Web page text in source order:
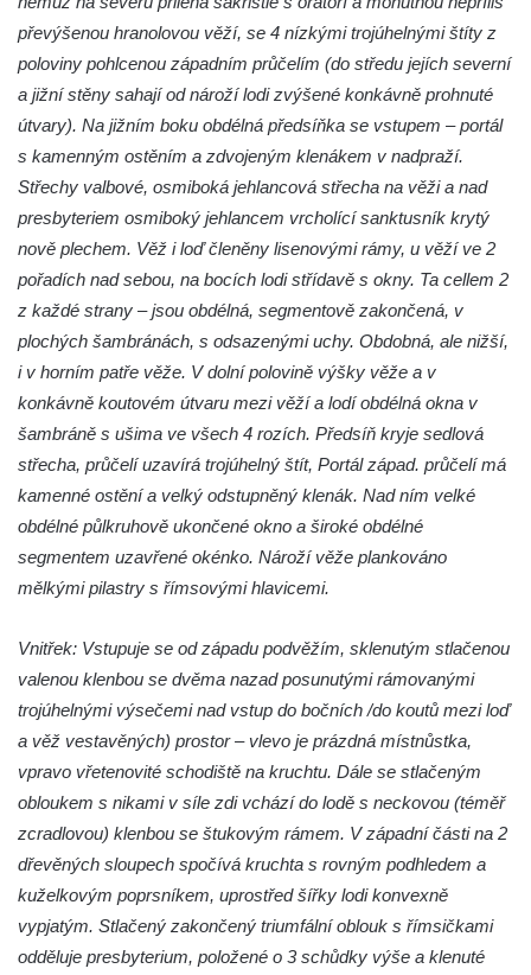
Skalní kaple Nejsvětější Trojice u Česká
Kamenice
Kostel svatého Vendelína v Perštejně
Evangelická modlitebna u autobusového
nádraží v Dubé
Hřbitovní kaple ve Velkém Šenově
Kaple svaté Apolónie v Cítolibech
Kostel svatého Jakuba Většího v Cítolibech
Kostel svatého Klementa ve Chlumčanech
Kaple svatého Václava ve Vlčí
Kaple svatého Floriána ve Veltěži
Kaple západně od Veltěž u silnice do
Černčic
Výklenková kaple u silnice jižně od Hřivic
Kostel svatého Jakuba ve Hřivicích
Kaple svatého Vavřince na návsi v
Touchovicích
Kaple u polní cesty východně od zámku v
Jimlíně
Kaple v zahradě domu čp. 55 v Jimlíně
Kaple svatého Josefa v Jimlíně
převýšenou hranolovou věží, se 4 nízkými trojúhelnými štíty z
poloviny pohlcenou západním průčelím (do středu jejích severní
a jižní stěny sahají od nároží lodi zvýšené konkávně prohnuté
útvary). Na jižním boku obdélná předsíňka se vstupem – portál
s kamenným ostěním a zdvojeným klenákem v nadpraží.
Střechy valbové, osmiboká jehlancová střecha na věži a nad
presbyteriem osmiboký jehlancem vrcholící sanktusník krytý
nově plechem. Věž i loď členěny lisenovými rámy, u věží ve 2
pořadích nad sebou, na bocích lodi střídavě s okny. Ta cellem 2
z každé strany – jsou obdélná, segmentově zakončená, v
plochých šambránách, s odsazenými uchy. Obdobná, ale nižší,
i v horním patře věže. V dolní polovině výšky věže a v
konkávně koutovém útvaru mezi věží a lodí obdélná okna v
šambráně s ušima ve všech 4 rozích. Předsíň kryje sedlová
střecha, průčelí uzavírá trojúhelný štít, Portál západ. průčelí má
kamenné ostění a velký odstupněný klenák. Nad ním velké
obdélné půlkruhově ukončené okno a široké obdélné
segmentem uzavřené okénko. Nároží věže plankováno
mělkými pilastry s římsovými hlavicemi.
Vnitřek: Vstupuje se od západu podvěžím, sklenutým stlačenou
valenou klenbou se dvěma nazad posunutými rámovanými
trojúhelnými výsečemi nad vstup do bočních /do koutů mezi loď
a věž vestavěných) prostor – vlevo je prázdná místnůstka,
vpravo vřetenovité schodiště na kruchtu. Dále se stlačeným
obloukem s nikami v síle zdi vchází do lodě s neckovou (téměř
zcradlovou) klenbou se štukovým rámem. V západní části na 2
dřevěných sloupech spočívá kruchta s rovným podhledem a
kuželkovým poprsníkem, uprostřed šířky lodi konvexně
vypjatým. Stlačený zakončený triumfální oblouk s římsičkami
odděluje presbyterium, položené o 3 schůdky výše a klenuté